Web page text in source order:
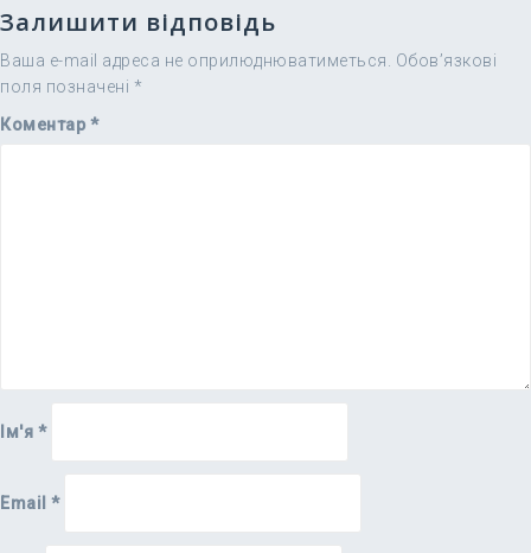
Залишити відповідь
Ваша e-mail адреса не оприлюднюватиметься.
Обов’язкові
поля позначені *
Коментар *
Ім'я *
Email *